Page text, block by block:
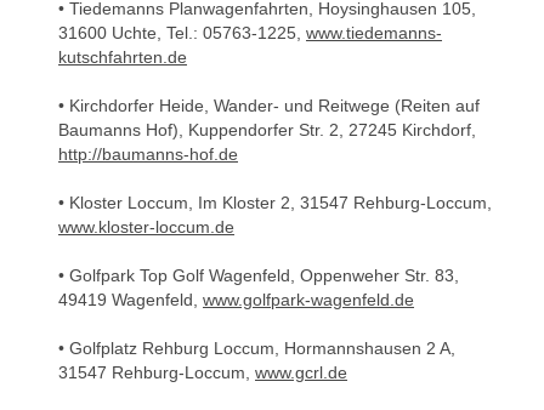
• Tiedemanns Planwagenfahrten, Hoysinghausen 105,
31600 Uchte, Tel.: 05763-1225, www.tiedemanns-
kutschfahrten.de
• Kirchdorfer Heide, Wander- und Reitwege (Reiten auf
Baumanns Hof), Kuppendorfer Str. 2, 27245 Kirchdorf,
http://baumanns-hof.de
• Kloster Loccum, Im Kloster 2, 31547 Rehburg-Loccum,
www.kloster-loccum.de
• Golfpark Top Golf Wagenfeld, Oppenweher Str. 83,
49419 Wagenfeld, www.golfpark-wagenfeld.de
• Golfplatz Rehburg Loccum, Hormannshausen 2 A,
31547 Rehburg-Loccum, www.gcrl.de